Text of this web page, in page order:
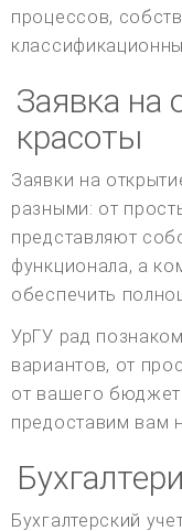
процессов,
Заявка на
красоты
Заявки на
разными: от
представляют
функционала, а
обеспечить
УрГУ рад
вариантов, от
от вашего
предоставим вам
Бухгалтерский